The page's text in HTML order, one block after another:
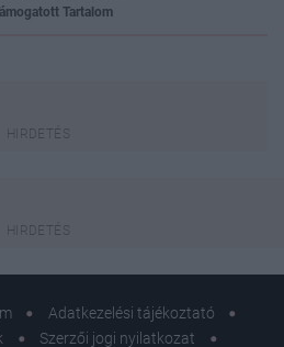
Tartalom
Adatkezelési tájékoztató
Szerzői jogi nyilatkozat